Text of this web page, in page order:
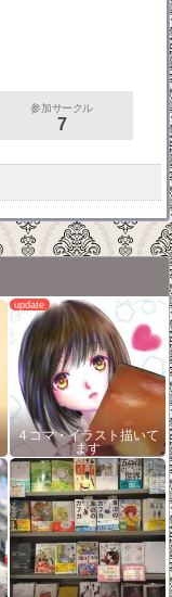
参加サークル
7
４コマ・イラスト描いて
ます